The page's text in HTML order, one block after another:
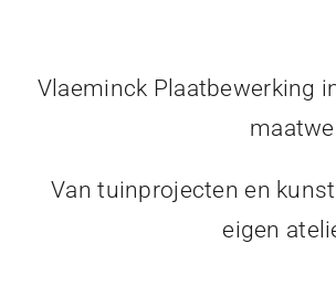
Vlaeminck Plaatbewerking
Van tuinprojecten en
eigen